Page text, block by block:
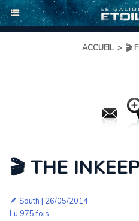
ACCUEIL > 🎬
🎬 THE
🪶 South | 26/05/2014
Lu 975 fois